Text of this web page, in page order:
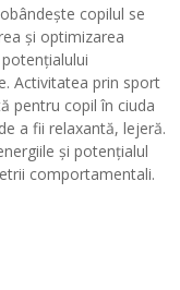
copilul se
și optimizarea
Activitatea prin sport
pentru copil în ciuda
a fii relaxantă, lejeră.
și potențialul
comportamentali.